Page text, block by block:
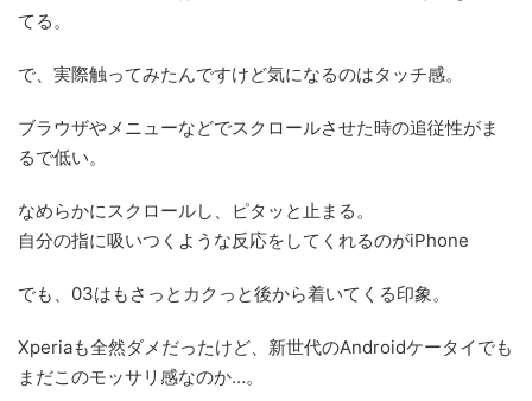
てる。
で、実際触ってみたんですけど気になるのはタッチ感。
ブラウザやメニューなどでスクロールさせた時の追従性がま
るで低い。
なめらかにスクロールし、ピタッと止まる。
自分の指に吸いつくような反応をしてくれるのがiPhone
でも、03はもさっとカクっと後から着いてくる印象。
Xperiaも全然ダメだったけど、新世代のAndroidケータイでも
まだこのモッサリ感なのか…。